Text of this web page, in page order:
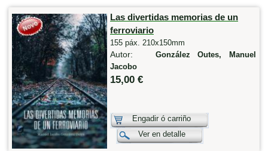
Las divertidas memorias de un
ferroviario
155 páx. 210x150mm
Autor: González Outes, Manuel
Jacobo
15,00 €
Engadir ó carriño
Ver en detalle